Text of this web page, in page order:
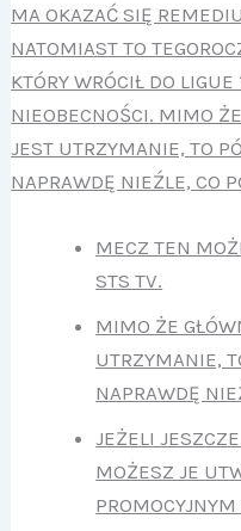
MA OKAZAĆ SIĘ
NATOMIAST TO
KTÓRY WRÓCIŁ DO
NIEOBECNOŚCI. MIMO
JEST UTRZYMANIE, TO
NAPRAWDĘ NIEŹLE, CO
MECZ TEN
STS TV.
MIMO ŻE
UTRZYMANIE,
NAPRAWDĘ
JEŻELI
MOŻESZ JE